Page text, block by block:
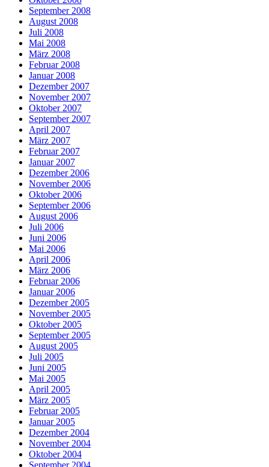
September 2008
August 2008
Juli 2008
Mai 2008
März 2008
Februar 2008
Januar 2008
Dezember 2007
November 2007
Oktober 2007
September 2007
April 2007
März 2007
Februar 2007
Januar 2007
Dezember 2006
November 2006
Oktober 2006
September 2006
August 2006
Juli 2006
Juni 2006
Mai 2006
April 2006
März 2006
Februar 2006
Januar 2006
Dezember 2005
November 2005
Oktober 2005
September 2005
August 2005
Juli 2005
Juni 2005
Mai 2005
April 2005
März 2005
Februar 2005
Januar 2005
Dezember 2004
November 2004
Oktober 2004
September 2004